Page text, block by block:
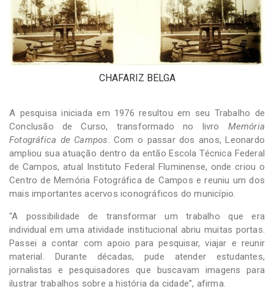
CHAFARIZ BELGA
A pesquisa iniciada em 1976 resultou em seu Trabalho de
Conclusão de Curso, transformado no livro Memória
Fotográfica de Campos . Com o passar dos anos, Leonardo
ampliou sua atuação dentro da então Escola Técnica Federal
de Campos, atual Instituto Federal Fluminense, onde criou o
Centro de Memória Fotográfica de Campos e reuniu um dos
mais importantes acervos iconográficos do município.
“A possibilidade de transformar um trabalho que era
individual em uma atividade institucional abriu muitas portas.
Passei a contar com apoio para pesquisar, viajar e reunir
material. Durante décadas, pude atender estudantes,
jornalistas e pesquisadores que buscavam imagens para
ilustrar trabalhos sobre a história da cidade”, afirma.